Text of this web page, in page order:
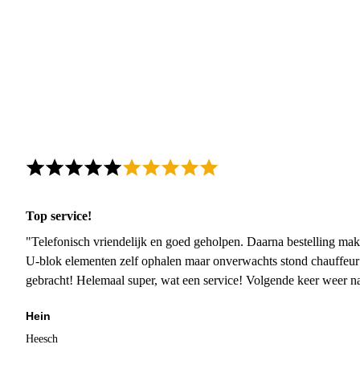
Top service!
"Telefonisch vriendelijk en goed geholpen. Daarna bestelling
U-blok elementen zelf ophalen maar onverwachts stond
gebracht! Helemaal super, wat een service! Volgende keer weer
Hein
Heesch